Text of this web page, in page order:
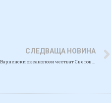
СЛЕДВАЩА НОВИНА
Варненски океанолози честват Световния ден на Океана в Бургас